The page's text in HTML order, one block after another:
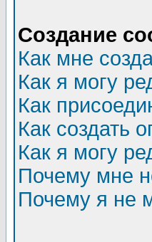
Создание
Как мне
Как я могу
Как
Как создать
Как я могу
Почему мне
Почему я не